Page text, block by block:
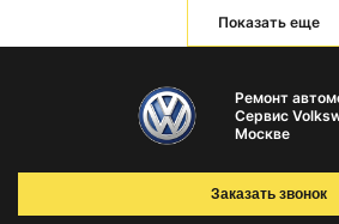
Показать еще
Ремонт
Сервис
Москве
Заказать звонок